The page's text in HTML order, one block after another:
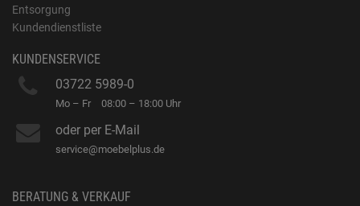
Entsorgung
Kundendienstliste
KUNDENSERVICE
03722 5989-0
Mo – Fr 08:00 – 18:00 Uhr
oder per E-Mail
service@moebelplus.de
BERATUNG & VERKAUF